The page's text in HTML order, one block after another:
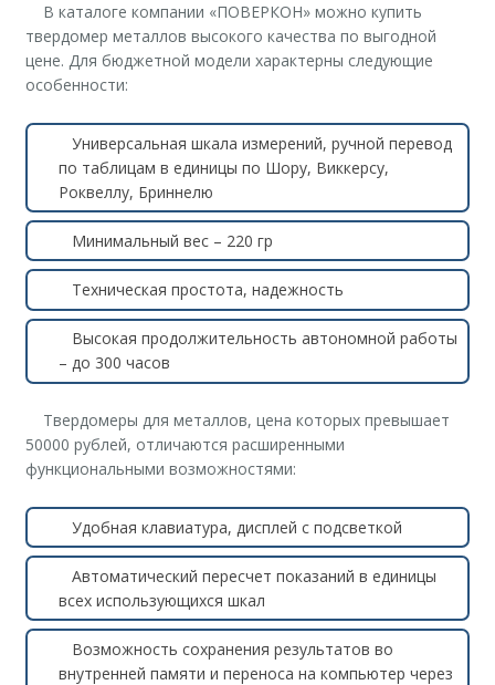
В каталоге компании «ПОВЕРКОН» можно купить
твердомер металлов высокого качества по выгодной
цене. Для бюджетной модели характерны следующие
особенности:
Универсальная шкала измерений, ручной перевод
по таблицам в единицы по Шору, Виккерсу,
Роквеллу, Бриннелю
Минимальный вес – 220 гр
Техническая простота, надежность
Высокая продолжительность автономной работы
– до 300 часов
Твердомеры для металлов, цена которых превышает
50000 рублей, отличаются расширенными
функциональными возможностями:
Удобная клавиатура, дисплей с подсветкой
Автоматический пересчет показаний в единицы
всех использующихся шкал
Возможность сохранения результатов во
внутренней памяти и переноса на компьютер через